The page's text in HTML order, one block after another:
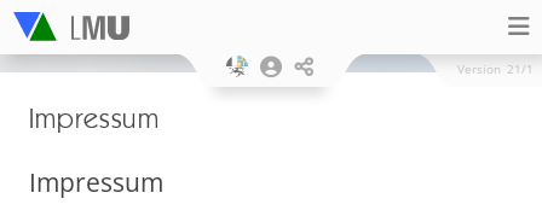
Version 21/1
Impressum
Impressum